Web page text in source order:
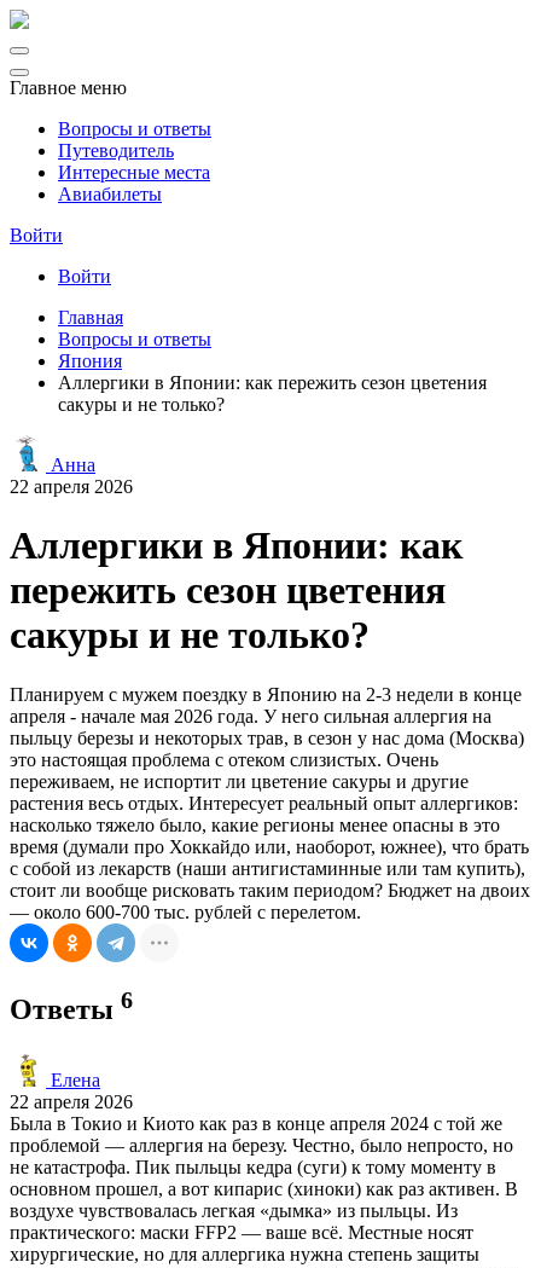
Главное меню
Вопросы и ответы
Путеводитель
Интересные места
Авиабилеты
Войти
Войти
Главная
Вопросы и ответы
Япония
Аллергики в Японии: как пережить сезон цветения
сакуры и не только?
Анна
22 апреля 2026
Аллергики в Японии: как
пережить сезон цветения
сакуры и не только?
Планируем с мужем поездку в Японию на 2-3 недели в конце
апреля - начале мая 2026 года. У него сильная аллергия на
пыльцу березы и некоторых трав, в сезон у нас дома (Москва)
это настоящая проблема с отеком слизистых. Очень
переживаем, не испортит ли цветение сакуры и другие
растения весь отдых. Интересует реальный опыт аллергиков:
насколько тяжело было, какие регионы менее опасны в это
время (думали про Хоккайдо или, наоборот, южнее), что брать
с собой из лекарств (наши антигистаминные или там купить),
стоит ли вообще рисковать таким периодом? Бюджет на двоих
— около 600-700 тыс. рублей с перелетом.
Ответы 6
Елена
22 апреля 2026
Была в Токио и Киото как раз в конце апреля 2024 с той же
проблемой — аллергия на березу. Честно, было непросто, но
не катастрофа. Пик пыльцы кедра (суги) к тому моменту в
основном прошел, а вот кипарис (хиноки) как раз активен. В
воздухе чувствовалась легкая «дымка» из пыльцы. Из
практического: маски FFP2 — ваше всё. Местные носят
хирургические, но для аллергика нужна степень защиты